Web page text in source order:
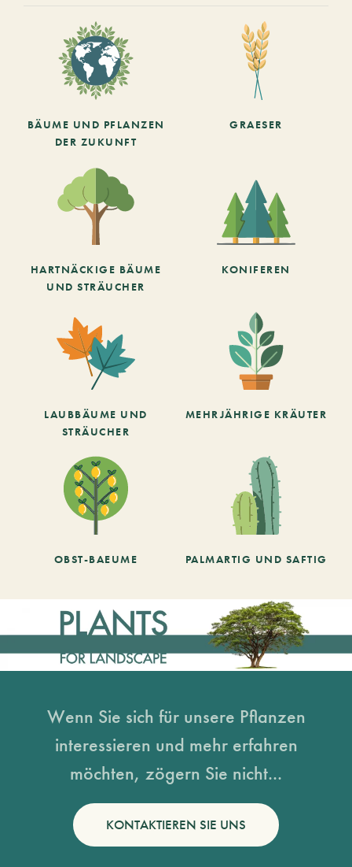
BÄUME UND PFLANZEN
DER ZUKUNFT
GRAESER
HARTNÄCKIGE BÄUME
UND STRÄUCHER
KONIFEREN
LAUBBÄUME UND
STRÄUCHER
MEHRJÄHRIGE KRÄUTER
OBST-BAEUME PALMARTIG UND SAFTIG
Wenn Sie sich für unsere Pflanzen
interessieren und mehr erfahren
möchten, zögern Sie nicht...
KONTAKTIEREN SIE UNS